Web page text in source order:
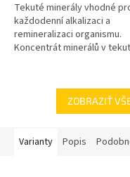
Tekuté minerály vhodné
každodenní alkalizaci a
remineralizaci organismu.
Koncentrát minerálů v
minerálů a...
ZOBRAZIŤ
Varianty Popis